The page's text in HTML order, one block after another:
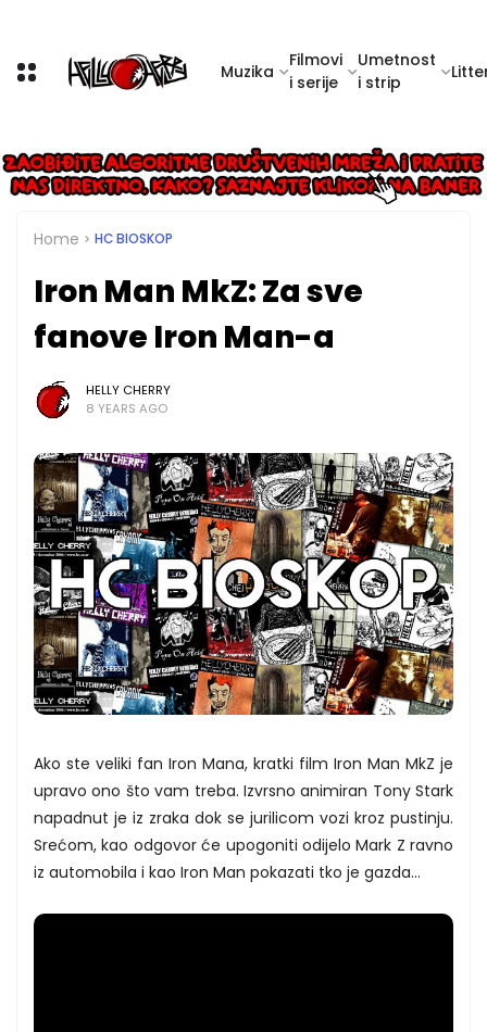
Muzika
Filmovi
i serije
Umetnost
i strip
Home HC BIOSKOP
Iron Man MkZ: Za sve
fanove Iron Man-a
HELLY CHERRY
8 YEARS AGO
Ako ste veliki fan Iron Mana, kratki film Iron Man MkZ je
upravo ono što vam treba. Izvrsno animiran Tony Stark
napadnut je iz zraka dok se jurilicom vozi kroz pustinju.
Srećom, kao odgovor će upogoniti odijelo Mark Z ravno
iz automobila i kao Iron Man pokazati tko je gazda…